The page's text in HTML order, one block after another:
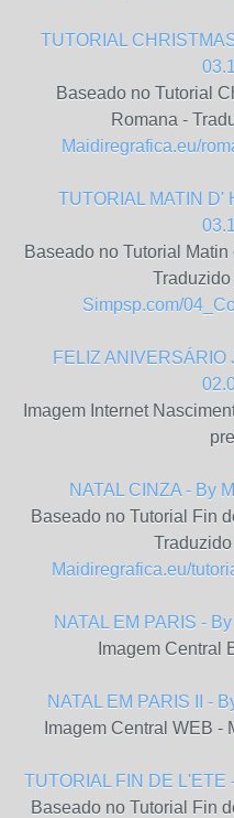
TUTORIAL
Baseado no Tutorial
Romana -
Maidiregrafica.eu/
TUTORIAL MATIN D'
Baseado no Tutorial
Simpsp.com/
FELIZ ANIVERSÁRIO
Imagem Internet
NATAL CINZA - By
Baseado no Tutorial Fin
Maidiregrafica.eu/
NATAL EM PARIS -
Imagem Central
NATAL EM PARIS II -
Imagem Central WEB -
TUTORIAL FIN DE L'ETE
Baseado no Tutorial Fin